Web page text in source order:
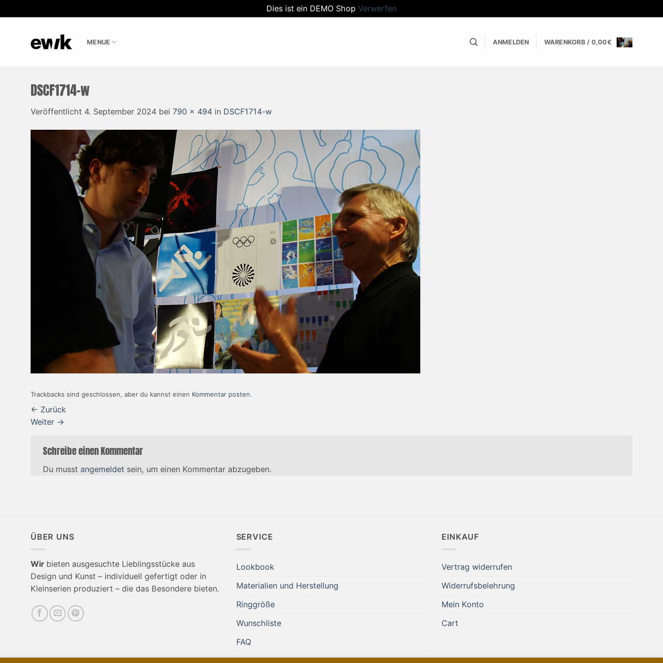
Dies ist ein DEMO Shop Verwerfen
springen
MENUE ANMELDEN WARENKORB / 0,00€
DSCF1714-w
Veröffentlicht 4. September 2024 bei 790 × 494 in DSCF1714-w
Trackbacks sind geschlossen, aber du kannst einen Kommentar posten.
← Zurück
Weiter →
Schreibe einen Kommentar
Du musst angemeldet sein, um einen Kommentar abzugeben.
ÜBER UNS
Wir bieten ausgesuchte Lieblingsstücke aus
Design und Kunst – individuell gefertigt oder in
Kleinserien produziert – die das Besondere bieten.
SERVICE
Lookbook
Materialien und Herstellung
Ringgröße
Wunschliste
FAQ
AGB
EINKAUF
Vertrag widerrufen
Widerrufsbelehrung
Mein Konto
Cart